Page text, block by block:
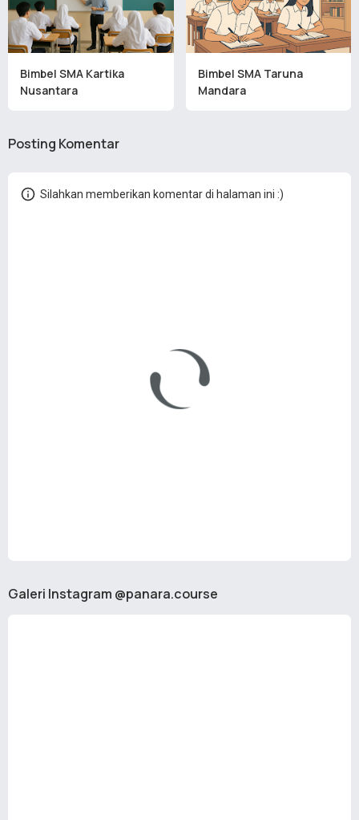
Bimbel SMA Kartika
Nusantara
Bimbel SMA Taruna
Mandara
Posting Komentar
Silahkan memberikan komentar di halaman ini :)
Galeri Instagram @panara.course